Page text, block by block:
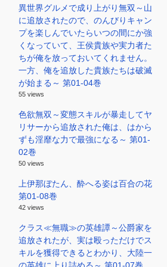
異世界グルメで成り上がり無双～山
に追放されたので、のんびりキャン
プを楽しんでいたらいつの間にか強
くなっていて、王侯貴族や実力者た
ちが俺を放っておいてくれません。
一方、俺を追放した貴族たちは破滅
が始まる～ 第01-04巻
55 views
色欲無双～変態スキルが暴走してヤ
リサーから追放された俺は、はから
ずも淫靡な力で最強になる～ 第01-
02巻
50 views
上伊那ぼたん、酔へる姿は百合の花
第01-08巻
42 views
クラス≪無職≫の英雄譚～公爵家を
追放されたが、実は殴っただけでス
キルを獲得できるとわかり、大陸一